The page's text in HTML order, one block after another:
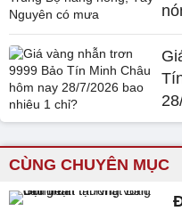
CÙNG CHUYÊN MỤC